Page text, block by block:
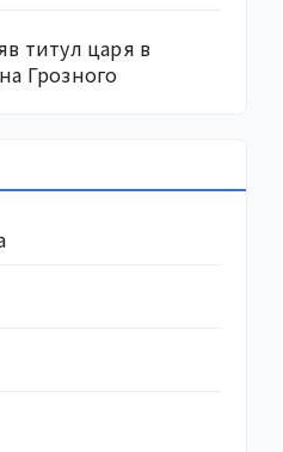
титул царя в
Грозного